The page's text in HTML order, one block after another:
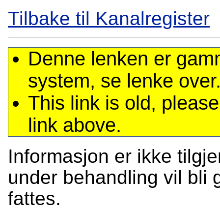
Tilbake til Kanalregister
Denne lenken er
system, se lenke
This link is old,
link above.
Informasjon er ikke
under behandling vil bli
fattes.